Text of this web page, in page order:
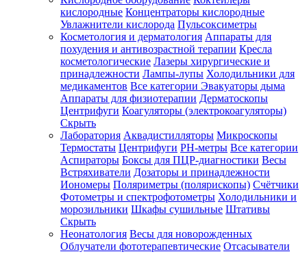
Зарегистрироваться
Зачем
регистрироваться?
Все
покупки
одном
месте
Личный
менеджер
Отслеживание
статуса
заказа
кислородные Концентраторы кислородные
Увлажнители кислорода Пульсоксиметры
Косметология и дерматология Аппараты для
похудения и антивозрастной терапии Кресла
косметологические Лазеры хирургические и
принадлежности Лампы-лупы Холодильники для
медикаментов Все категории Эвакуаторы дыма
Аппараты для физиотерапии Дерматоскопы
Центрифуги Коагуляторы (электрокоагуляторы)
Скрыть
Лаборатория Аквадистилляторы Микроскопы
Термостаты Центрифуги PH-метры Все категории
Аспираторы Боксы для ПЦР-диагностики Весы
Встряхиватели Дозаторы и принадлежности
Иономеры Поляриметры (полярископы) Счётчики
Фотометры и спектрофотометры Холодильники и
морозильники Шкафы сушильные Штативы
Скрыть
Неонатология Весы для новорожденных
Облучатели фототерапевтические Отсасыватели